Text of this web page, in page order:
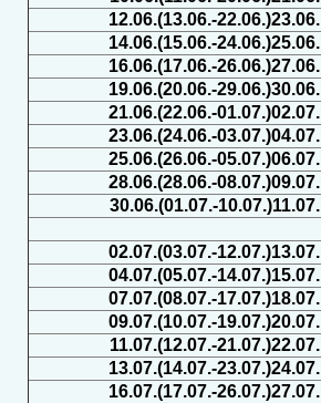
12.06.(13.06.-22.06.)23.06.
14.06.(15.06.-24.06.)25.06.
16.06.(17.06.-26.06.)27.06.
19.06.(20.06.-29.06.)30.06.
21.06.(22.06.-01.07.)02.07.
23.06.(24.06.-03.07.)04.07.
25.06.(26.06.-05.07.)06.07.
28.06.(28.06.-08.07.)09.07.
30.06.(01.07.-10.07.)11.07.
02.07.(03.07.-12.07.)13.07.
04.07.(05.07.-14.07.)15.07.
07.07.(08.07.-17.07.)18.07.
09.07.(10.07.-19.07.)20.07.
11.07.(12.07.-21.07.)22.07.
13.07.(14.07.-23.07.)24.07.
16.07.(17.07.-26.07.)27.07.